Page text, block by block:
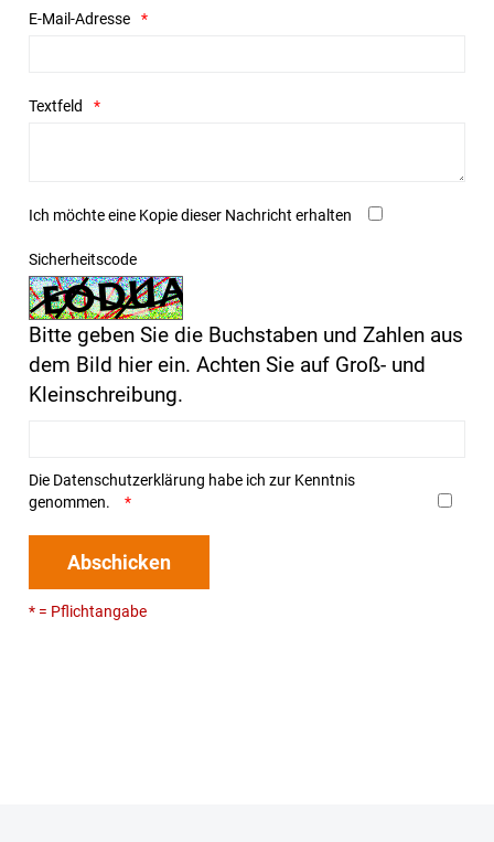
E-Mail-Adresse
Textfeld
Ich möchte eine Kopie dieser Nachricht erhalten
Sicherheitscode
Bitte geben Sie die Buchstaben und Zahlen aus
dem Bild hier ein. Achten Sie auf Groß- und
Kleinschreibung.
Die Datenschutzerklärung habe ich zur Kenntnis
genommen.
Abschicken
* = Pflichtangabe